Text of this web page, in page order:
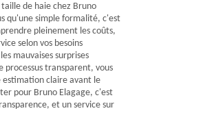
de haie chez Bruno
qu'une simple formalité, c'est
pleinement les coûts,
selon vos besoins
mauvaises surprises
processus transparent, vous
estimation claire avant le
pour Bruno Elagage, c'est
et un service sur